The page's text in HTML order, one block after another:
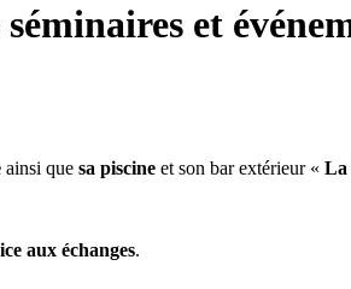
et
ainsi que sa piscine et son bar extérieur « La
aux échanges.